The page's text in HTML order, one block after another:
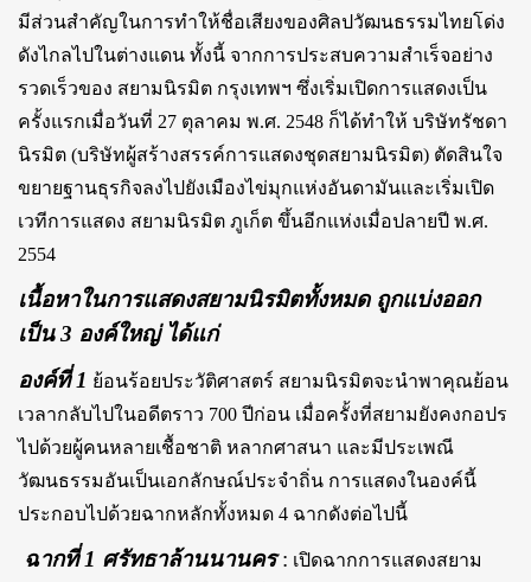
มีส่วนสำคัญในการทำให้ชื่อเสียงของศิลปวัฒนธรรมไทยโด่ง
ดังไกลไปในต่างแดน ทั้งนี้ จากการประสบความสำเร็จอย่าง
รวดเร็วของ สยามนิรมิต กรุงเทพฯ ซึ่งเริ่มเปิดการแสดงเป็น
ครั้งแรกเมื่อวันที่ 27 ตุลาคม พ.ศ. 2548 ก็ได้ทำให้ บริษัทรัชดา
นิรมิต (บริษัทผู้สร้างสรรค์การแสดงชุดสยามนิรมิต) ตัดสินใจ
ขยายฐานธุรกิจลงไปยังเมืองไข่มุกแห่งอันดามันและเริ่มเปิด
เวทีการแสดง สยามนิรมิต ภูเก็ต ขึ้นอีกแห่งเมื่อปลายปี พ.ศ.
2554
เนื้อหาในการแสดงสยามนิรมิตทั้งหมด ถูกแบ่งออก
เป็น 3 องค์ใหญ่ ได้แก่
องค์ที่ 1 ย้อนร้อยประวัติศาสตร์ สยามนิรมิตจะนำพาคุณย้อน
เวลากลับไปในอดีตราว 700 ปีก่อน เมื่อครั้งที่สยามยังคงกอปร
ไปด้วยผู้คนหลายเชื้อชาติ หลากศาสนา และมีประเพณี
วัฒนธรรมอันเป็นเอกลักษณ์ประจำถิ่น การแสดงในองค์นี้
ประกอบไปด้วยฉากหลักทั้งหมด 4 ฉากดังต่อไปนี้
ฉากที่ 1 ศรัทธาล้านนานคร: เปิดฉากการแสดงสยาม